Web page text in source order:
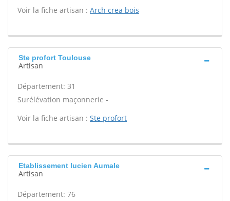
Voir la fiche artisan : Arch crea bois
Ste profort Toulouse
Artisan
Département: 31
Surélévation maçonnerie -
Voir la fiche artisan : Ste profort
Etablissement lucien Aumale
Artisan
Département: 76